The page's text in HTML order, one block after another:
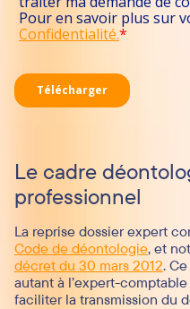
Le cadre
professionnel
La reprise dossier expert
Code de déontologie, et
décret du 30 mars 2012.
autant à l’expert-
faciliter la transmission du